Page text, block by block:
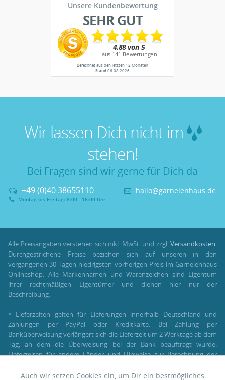
Unsere Kundenbewertung
SEHR GUT
Berechnet aus den letzten 12 Monaten
Stand06.08.2026
Wir lassen Dich nicht im
stehen!
Bei Fragen sind wir gerne für Dich da
+49 (0)40 38655110
Montag bis Freitag: 8:00 - 16:00 Uhr
hallo@garnelenhaus.de
Alle Preisangaben verstehen sich inkl. MwSt. und zzgl.Versandkosten.
Durchgestrichene Preise beziehen sich auf unseren in den
vergangenen 30 Tagen niedrigsten vorherigen Preis im Garnelenhaus
Onlineshop. Alle Markennamen und Warenzeichen sind Eigentum
ihrer rechtmäßigen Eigentümer und dienen hier nur der
Beschreibung.
* Lieferzeiten gelten für Lieferungen innerhalb Deutschland und
Zahlungen per PayPal oder Kreditkarte. Bei Zahlung per
Banküberweisung verlängert sich die Lieferzeit um 2 Werktage ab dem
Tag, an dem die Überweisung bei der Bank beauftragt wurde.
Lieferzeiten für andere Länder und Hinweise zur Berechnung der
Funktionale Aktiv
Auch wir setzen Cookies ein, um Dir ein bestmögliches